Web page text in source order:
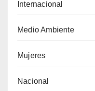
Internacional
Medio Ambiente
Mujeres
Nacional